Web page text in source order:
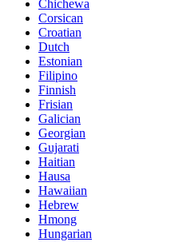
Chichewa
Corsican
Croatian
Dutch
Estonian
Filipino
Finnish
Frisian
Galician
Georgian
Gujarati
Haitian
Hausa
Hawaiian
Hebrew
Hmong
Hungarian